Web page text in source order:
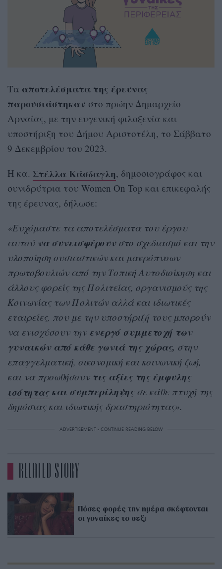
Τα αποτελέσματα της έρευνας
παρουσιάστηκαν στο πρώην Δημαρχείο
Αρναίας, με την ευγενική φιλοξενία και
υποστήριξη του Δήμου Αριστοτέλη, το Σάββατο
9 Δεκεμβρίου του 2023.
Η κα. Στέλλα Κάσδαγλη, δημοσιογράφος και
συνιδρύτρια του Women On Top και επικεφαλής
της έρευνας, δήλωσε:
«Ευχόμαστε τα αποτελέσματα του έργου
αυτού να συνεισφέρουνστο σχεδιασμό και την
υλοποίηση ουσιαστικών και μακρόπνοων
πρωτοβουλιών από την Τοπική Αυτοδιοίκηση και
άλλους φορείς της Πολιτείας, οργανισμούς της
Κοινωνίας των Πολιτών αλλά και ιδιωτικές
εταιρείες, που με την υποστήριξή τους μπορούν
να ενισχύσουν την ενεργό συμμετοχή των
γυναικών από κάθε γωνιά της χώρας, στην
επαγγελματική, οικονομική και κοινωνική ζωή,
και να προωθήσουν τις αξίες της έμφυλης
ισότηταςκαι συμπερίληψηςσε κάθε πτυχή της
δημόσιας και ιδιωτικής δραστηριότητας».
ADVERTISEMENT - CONTINUE READING BELOW
RELATED STORY
Πόσες φορές την ημέρα σκέφτονται
οι γυναίκες το σεξ;